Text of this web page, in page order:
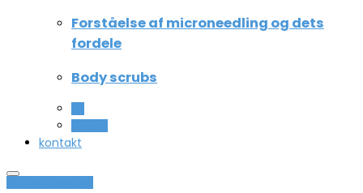
Forståelse af microneedling og dets
fordele
Body scrubs
kontakt